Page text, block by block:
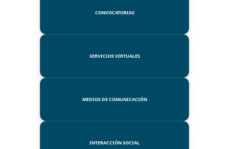
CONVOCATORIAS
SERVICIOS VIRTUALES
MEDIOS DE COMUNICACIÓN
INTERACCIÓN SOCIAL